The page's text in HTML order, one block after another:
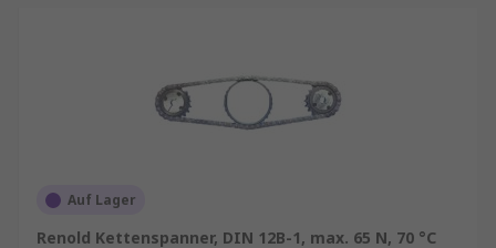
Auf Lager
Renold Kettenspanner, DIN 12B-1, max. 65 N, 70 °C